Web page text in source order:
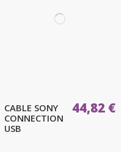
CABLE SONY
CONNECTION
USB
44,82 €